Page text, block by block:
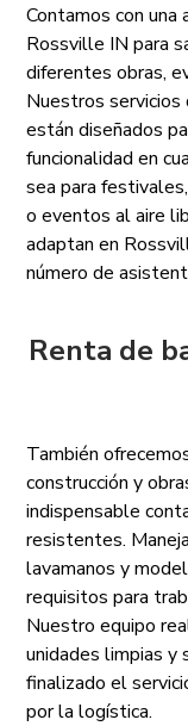
Contamos con
Rossville IN para
diferentes obras,
Nuestros
están diseñados
funcionalidad en
sea para
o eventos al aire
adaptan en
número de
Renta de
También
construcción y
indispensable
resistentes.
lavamanos y
requisitos para
Nuestro equipo
unidades limpias y
finalizado el
por la logística.